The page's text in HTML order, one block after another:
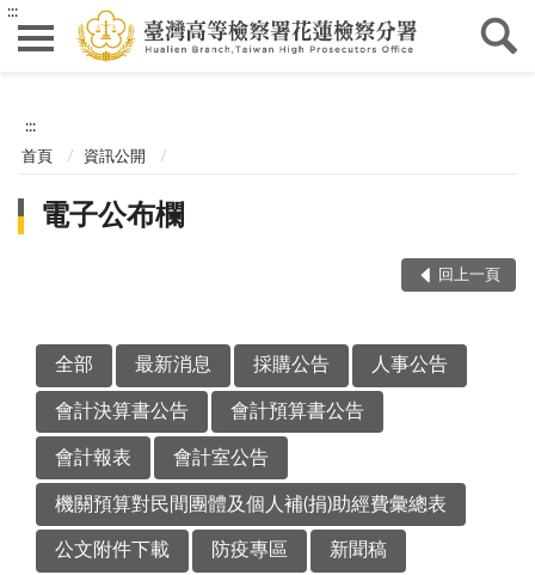
:::
:::
首頁 資訊公開
電子公布欄
回上一頁
全部 最新消息 採購公告 人事公告
會計決算書公告 會計預算書公告
會計報表 會計室公告
機關預算對民間團體及個人補(捐)助經費彙總表
公文附件下載 防疫專區 新聞稿